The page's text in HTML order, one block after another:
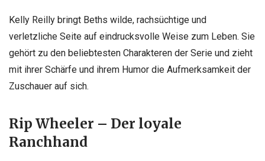
Kelly Reilly bringt Beths wilde, rachsüchtige und
verletzliche Seite auf eindrucksvolle Weise zum Leben. Sie
gehört zu den beliebtesten Charakteren der Serie und zieht
mit ihrer Schärfe und ihrem Humor die Aufmerksamkeit der
Zuschauer auf sich.
Rip Wheeler – Der loyale
Ranchhand